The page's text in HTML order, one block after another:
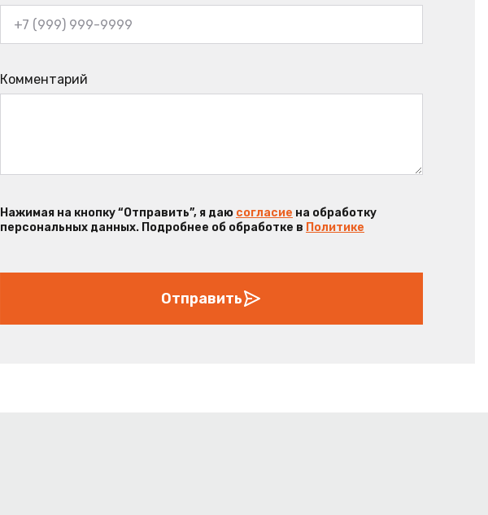
Комментарий
Нажимая на кнопку “Отправить”, я даю согласие на обработку
персональных данных. Подробнее об обработке в Политике
Отправить